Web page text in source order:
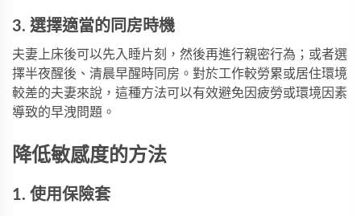
3. 選擇適當的同房時機
夫妻上床後可以先入睡片刻，然後再進行親密行為；或者選
擇半夜醒後、清晨早醒時同房。對於工作較勞累或居住環境
較差的夫妻來說，這種方法可以有效避免因疲勞或環境因素
導致的早洩問題。
降低敏感度的方法
1. 使用保險套